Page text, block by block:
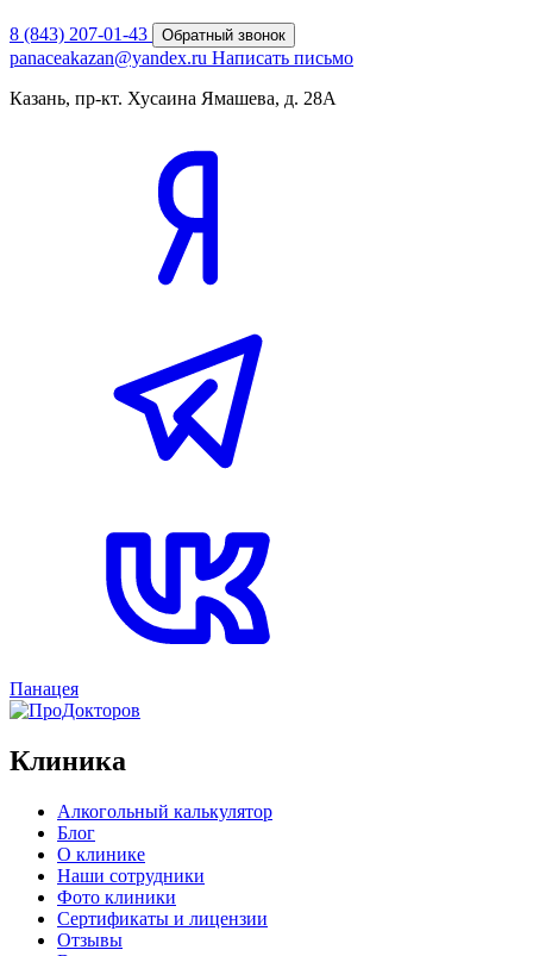
8 (843) 207-01-43 Обратный звонок
panaceakazan@yandex.ru Написать письмо
Казань, пр-кт. Хусаина Ямашева, д. 28А
Панацея
Клиника
Алкогольный калькулятор
Блог
О клинике
Наши сотрудники
Фото клиники
Сертификаты и лицензии
Отзывы